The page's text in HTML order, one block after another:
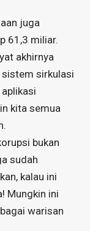
juga
61,3 miliar.
akhirnya
sistem sirkulasi
kita semua
bukan
sudah
kalau ini
Mungkin ini
warisan